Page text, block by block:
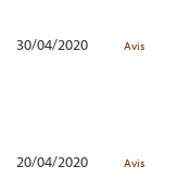
30/04/2020
Avis
20/04/2020
Avis